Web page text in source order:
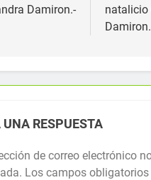
Damiron.-
natalicio
UNA RESPUESTA
de correo electrónico
Los campos obligatorios